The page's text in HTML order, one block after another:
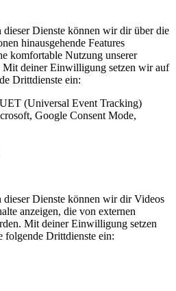
dieser Dienste können wir dir über die
hinausgehende Features
komfortable Nutzung unserer
Mit deiner Einwilligung setzen wir auf
Drittdienste ein:
(Universal Event Tracking)
Google Consent Mode,
dieser Dienste können wir dir Videos
anzeigen, die von externen
Mit deiner Einwilligung setzen
folgende Drittdienste ein: